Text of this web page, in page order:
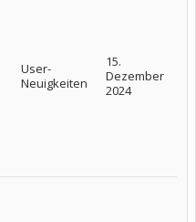
User-
Neuigkeiten
15.
Dezember
2024